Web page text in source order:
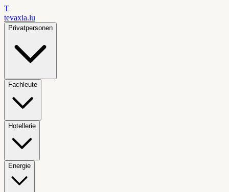
T
tevaxia.lu
Privatpersonen
Fachleute
Hotellerie
Energie